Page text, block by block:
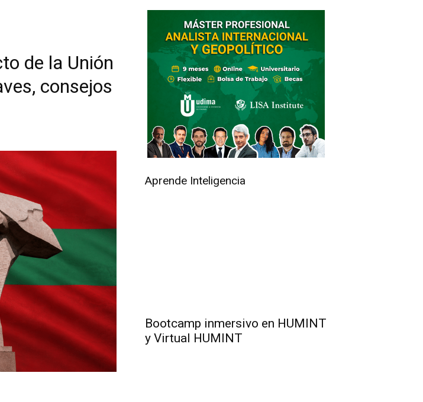
de la Unión
consejos
Aprende Inteligencia
Bootcamp inmersivo en HUMINT
y Virtual HUMINT